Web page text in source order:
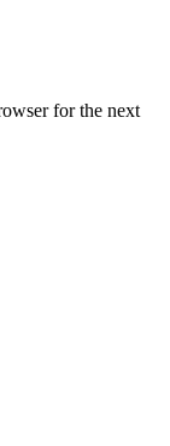
for the next